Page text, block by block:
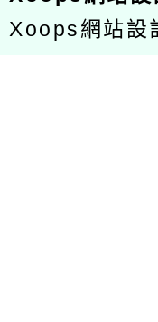
Xoops網站設